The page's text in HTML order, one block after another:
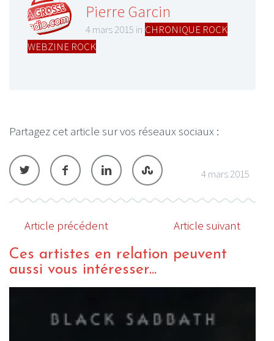
Pierre Garcin
4 mars 2015 in CHRONIQUE ROCK
WEBZINE ROCK
Partagez cet article sur vos réseaux sociaux :
4 mars 2015
Article précédent Article suivant
Ces artistes en relation peuvent
aussi vous intéresser...